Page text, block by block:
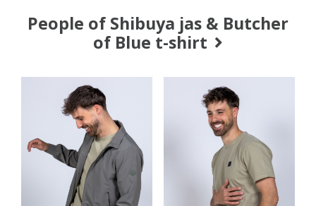
People of Shibuya jas & Butcher
of Blue t-shirt